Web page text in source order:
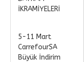
İKRAMİYELERİ
5-11 Mart
CarrefourSA
Büyük İndirim